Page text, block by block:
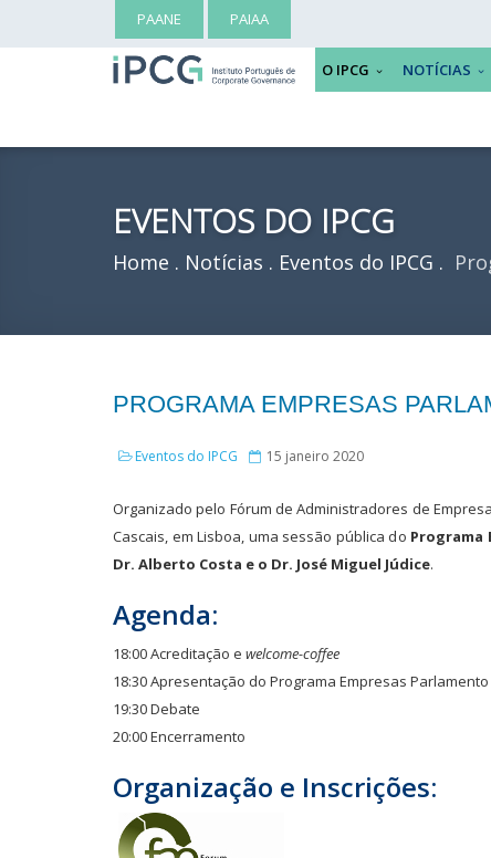
PAANE PAIAA
O IPCG NOTÍCIAS
EVENTOS DO IPCG
Home Notícias Eventos do IPCG
PROGRAMA EMPRESAS
Eventos do IPCG 15 janeiro 2020
Organizado pelo Fórum de Administradores de
Cascais, em Lisboa, uma sessão pública do Programa
Dr. Alberto Costa e o Dr. José Miguel Júdice.
Agenda:
18:00 Acreditação e welcome-coffee
18:30 Apresentação do Programa Empresas Parlamento
19:30 Debate
20:00 Encerramento
Organização e Inscrições: